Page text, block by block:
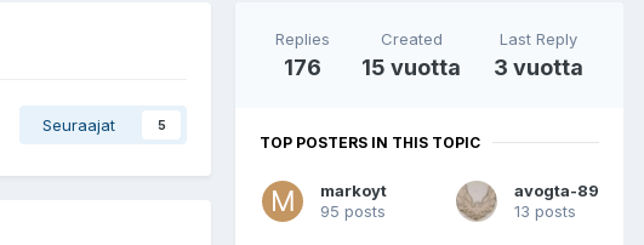
Seuraajat 5
Replies
176
Created
15 vuotta
Last Reply
3 vuotta
TOP POSTERS IN THIS TOPIC
markoyt
95 posts
avogta-89
13 posts